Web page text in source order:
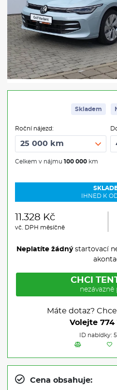
Skladem
Roční nájezd:
Celkem v nájmu 100 000 km
IHNED K
11.328 Kč
vč. DPH měsíčně
Neplatíte žádnýstartovací
CHCI
Máte dotaz?
Volejte 774
ID nabídky:
Cena obsahuje: